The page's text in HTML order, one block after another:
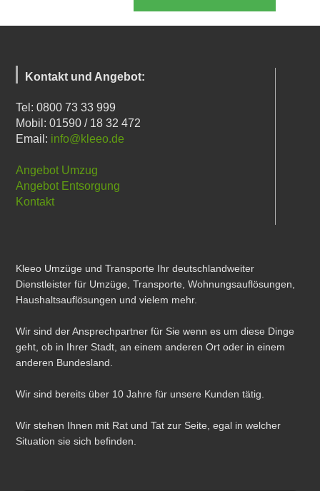
Kontakt und Angebot:
Tel: 0800 73 33 999
Mobil: 01590 / 18 32 472
Email: info@kleeo.de
Angebot Umzug
Angebot Entsorgung
Kontakt
Kleeo Umzüge und Transporte Ihr deutschlandweiter
Dienstleister für Umzüge, Transporte, Wohnungsauflösungen,
Haushaltsauflösungen und vielem mehr.
Wir sind der Ansprechpartner für Sie wenn es um diese Dinge
geht, ob in Ihrer Stadt, an einem anderen Ort oder in einem
anderen Bundesland.
Wir sind bereits über 10 Jahre für unsere Kunden tätig.
Wir stehen Ihnen mit Rat und Tat zur Seite, egal in welcher
Situation sie sich befinden.